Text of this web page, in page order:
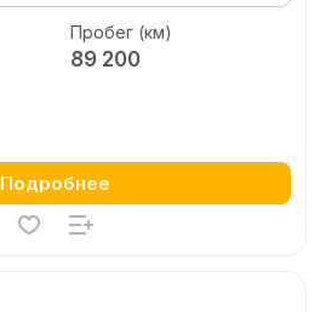
Пробег (км)
89 200
Подробнее